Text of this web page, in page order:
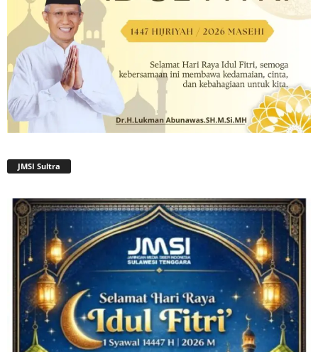
JMSI Sultra